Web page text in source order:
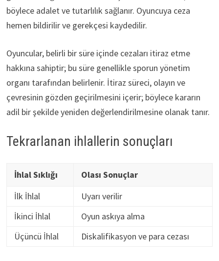
böylece adalet ve tutarlılık sağlanır. Oyuncuya ceza
hemen bildirilir ve gerekçesi kaydedilir.
Oyuncular, belirli bir süre içinde cezaları itiraz etme
hakkına sahiptir; bu süre genellikle sporun yönetim
organı tarafından belirlenir. İtiraz süreci, olayın ve
çevresinin gözden geçirilmesini içerir; böylece kararın
adil bir şekilde yeniden değerlendirilmesine olanak tanır.
Tekrarlanan ihlallerin sonuçları
İhlal Sıklığı
Olası Sonuçlar
İlk İhlal
Uyarı verilir
İkinci İhlal
Oyun askıya alma
Üçüncü İhlal
Diskalifikasyon ve para cezası